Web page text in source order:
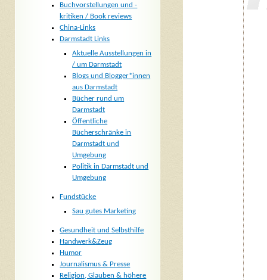
Buchvorstellungen und -
kritiken / Book reviews
China-Links
Darmstadt Links
Aktuelle Ausstellungen in
/ um Darmstadt
Blogs und Blogger*innen
aus Darmstadt
Bücher rund um
Darmstadt
Öffentliche
Bücherschränke in
Darmstadt und
Umgebung
Politik in Darmstadt und
Umgebung
Fundstücke
Sau gutes Marketing
Gesundheit und Selbsthilfe
Handwerk&Zeug
Humor
Journalismus & Presse
Religion, Glauben & höhere